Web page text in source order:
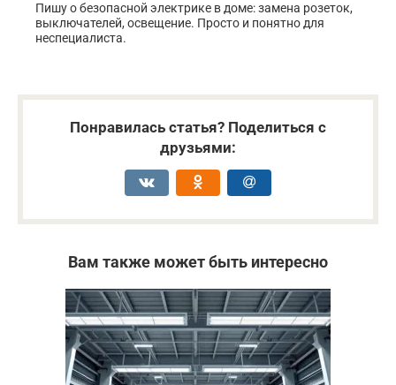
Пишу о безопасной электрике в доме: замена розеток,
выключателей, освещение. Просто и понятно для
неспециалиста.
Понравилась статья? Поделиться с
друзьями:
Вам также может быть интересно